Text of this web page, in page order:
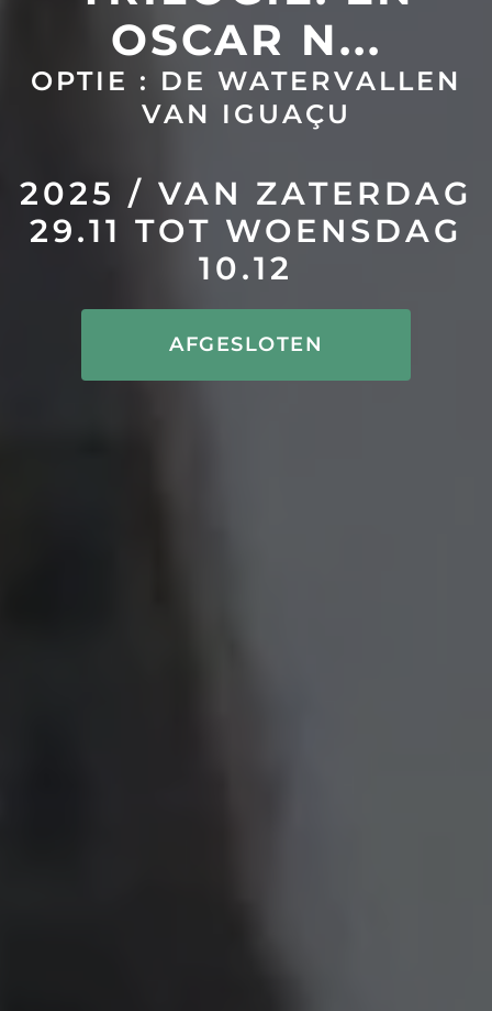
OSCAR N...
OPTIE : DE WATERVALLEN
VAN IGUAÇU
2025 / VAN ZATERDAG
29.11 TOT WOENSDAG
10.12
AFGESLOTEN